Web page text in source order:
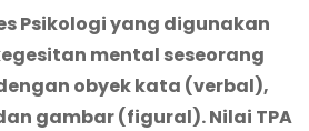
Psikologi yang digunakan
mental seseorang
obyek kata (verbal),
gambar (figural). Nilai TPA